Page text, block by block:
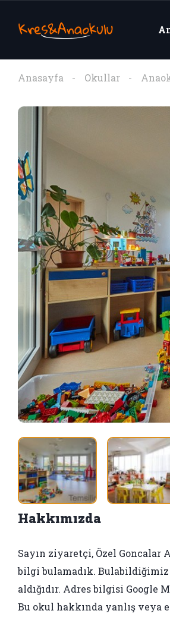
Anasayfa Okullar
Hakkımızda
Sayın ziyaretçi, Özel
bilgi bulamadık. Bulabildiğimiz
aldığıdır. Adres bilgisi
Bu okul hakkında yanlış veya